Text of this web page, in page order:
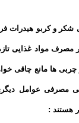
و کربو هیدرات
مصرف مواد غذایی
ها مانع چاقی
مصرفی عوامل
هستند :